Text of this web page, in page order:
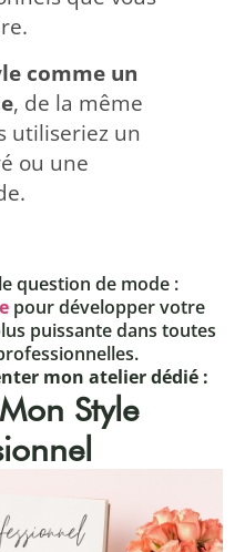
comme un
, de la même
utiliseriez un
ou une
question de mode :
pour développer votre
puissante dans toutes
mon atelier dédié :
Style